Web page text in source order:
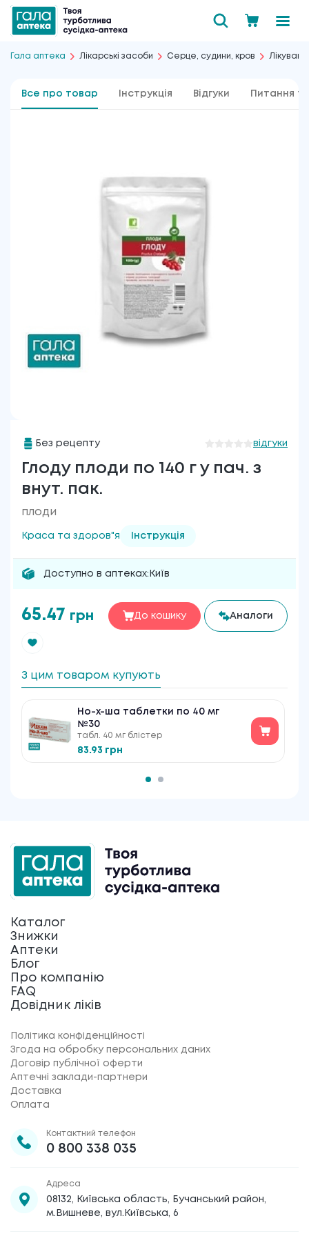
Гала аптека Лікарські засоби Серце, судини, кров
Все про товар Інструкція Відгуки Питання та
Без рецепту відгуки
Глоду плоди по 140 г у пач. з
внут. пак.
плоди
Краса та здоров"я Інструкція
Доступно в аптеках: Київ
65.47 грн До кошику Аналоги
З цим товаром купують
Но-х-ша таблетки по 40 мг
№30
табл. 40 мг блістер
83.93 грн
Каталог
Знижки
Аптеки
Блог
Про компанію
FAQ
Довідник ліків
Політика конфіденційності
Згода на обробку персональних даних
Договір публічної оферти
Аптечні заклади-партнери
Доставка
Оплата
Контактний телефон
0 800 338 035
Адреса
08132, Київська область, Бучанський район,
м.Вишневе, вул.Київська, 6